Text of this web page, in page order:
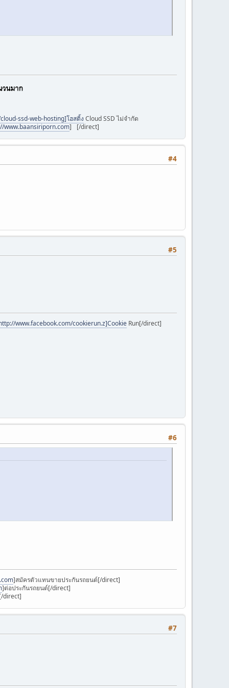
ssd-web-hosting]โฮสติ้ง Cloud SSD ไม่จำกัด
www.baansiriporn.com] [/direct]
#4
#5
www.facebook.com/cookierun.z]Cookie Run[/direct]
#6
]สมัครตัวแทนขายประกันรถยนต์[/direct]
]ต่อประกันรถยนต์[/direct]
direct]
#7